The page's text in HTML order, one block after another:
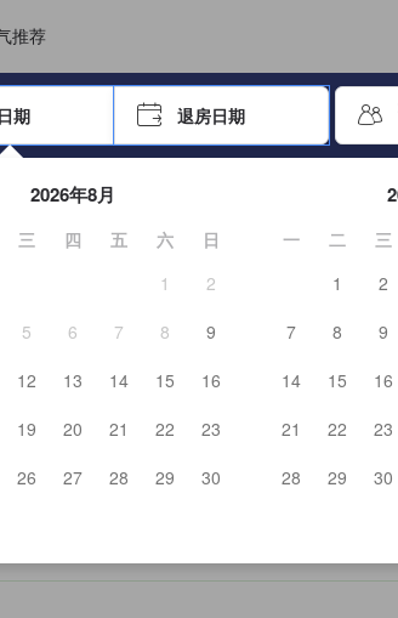
推荐
期 退房日期
浏览日期选择器。使用箭头键浏览入住和退房日
2026年8月
三 四 五 六
日
1
2
5 6 7 8
9
12 13 14 15
16
19 20 21 22
23
26 27 28 29
30
一 二 三
1
2
7
8 9
14
15 16
21
22 23
28
29 30
了点评的真实性及可靠性，也有助于用户作出更好